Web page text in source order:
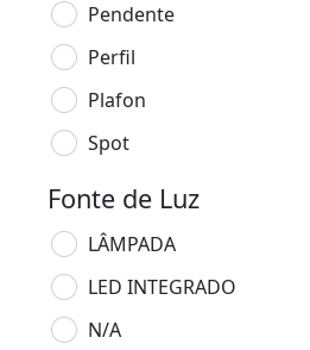
Pendente
Perfil
Plafon
Spot
Fonte de Luz
LÂMPADA
LED INTEGRADO
N/A